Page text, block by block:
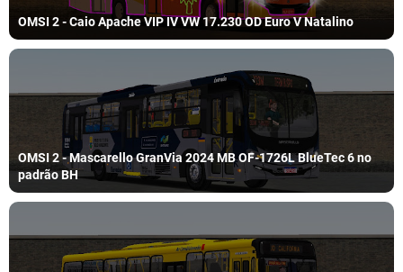
OMSI 2 - Caio Apache VIP IV VW 17.230 OD Euro V Natalino
OMSI 2 - Mascarello GranVia 2024 MB OF-1726L BlueTec 6 no
padrão BH